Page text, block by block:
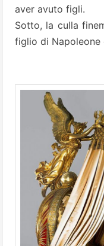
aver avuto figli.
Sotto, la culla
figlio di Napoleone